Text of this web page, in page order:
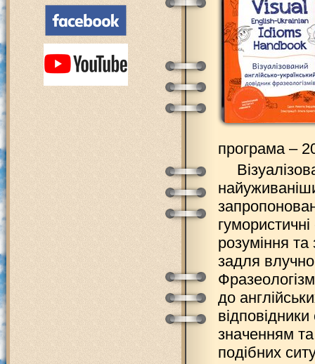
програма –
розуміння та
задля
до
значенням
подібних